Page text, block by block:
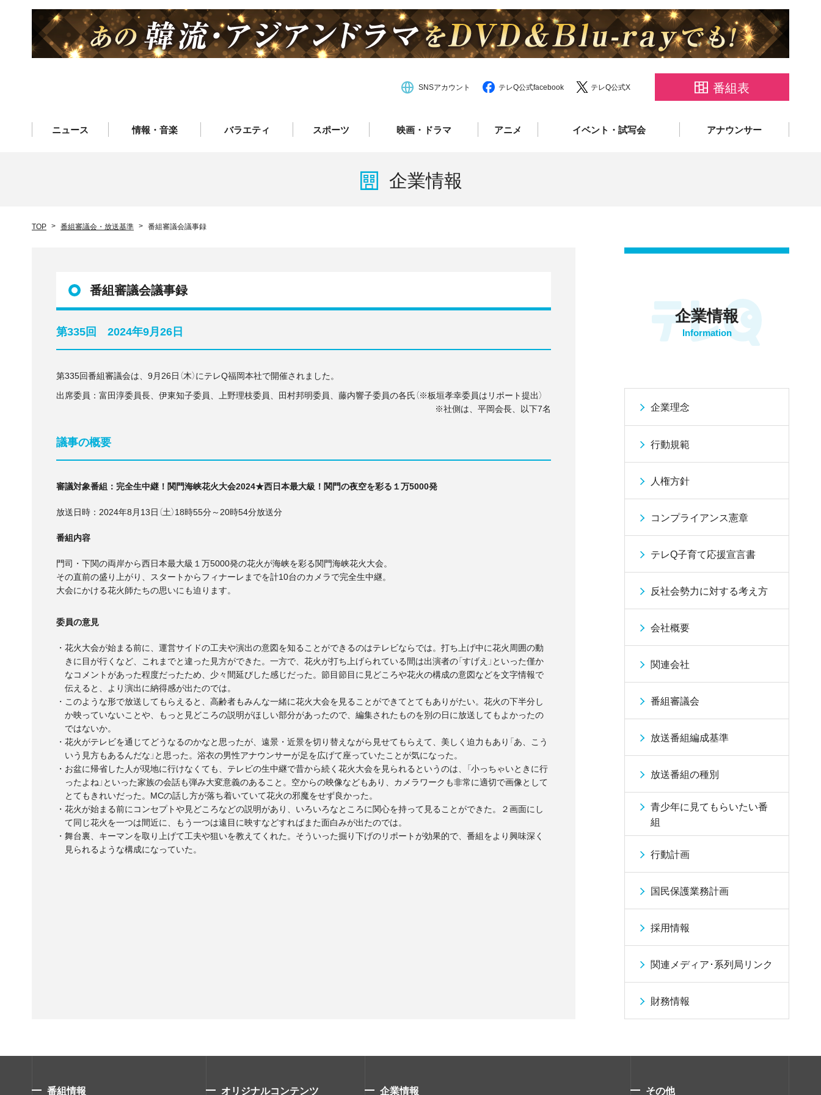
SNSアカウント テレQ公式facebook テレQ公式X 番組表
ニュース 情報・音楽 バラエティ スポーツ 映画・ドラマ アニメ イベント・試写会 アナウンサー
企業情報
TOP 番組審議会・放送基準 番組審議会議事録
番組審議会議事録
第335回 2024年9月26日
第335回番組審議会は、9月26日（木）にテレQ福岡本社で開催されました。
出席委員：富田淳委員長、伊東知子委員、上野理枝委員、田村邦明委員、藤内響子委員の各氏（※板垣孝幸委員はリポート提出）
※社側は、平岡会長、以下7名
議事の概要
審議対象番組：完全生中継！関門海峡花火大会2024★西日本最大級！関門の夜空を彩る１万5000発
放送日時：2024年8月13日（土）18時55分～20時54分放送分
番組内容
門司・下関の両岸から西日本最大級１万5000発の花火が海峡を彩る関門海峡花火大会。
その直前の盛り上がり、スタートからフィナーレまでを計10台のカメラで完全生中継。
大会にかける花火師たちの思いにも迫ります。
委員の意見
・花火大会が始まる前に、運営サイドの工夫や演出の意図を知ることができるのはテレビならでは。打ち上げ中に花火周囲の動
きに目が行くなど、これまでと違った見方ができた。一方で、花火が打ち上げられている間は出演者の「すげえ」といった僅か
なコメントがあった程度だったため、少々間延びした感じだった。節目節目に見どころや花火の構成の意図などを文字情報で
伝えると、より演出に納得感が出たのでは。
・このような形で放送してもらえると、高齢者もみんな一緒に花火大会を見ることができてとてもありがたい。花火の下半分し
か映っていないことや、もっと見どころの説明がほしい部分があったので、編集されたものを別の日に放送してもよかったの
ではないか。
・花火がテレビを通じてどうなるのかなと思ったが、遠景・近景を切り替えながら見せてもらえて、美しく迫力もあり「あ、こう
いう見方もあるんだな」と思った。浴衣の男性アナウンサーが足を広げて座っていたことが気になった。
・お盆に帰省した人が現地に行けなくても、テレビの生中継で昔から続く花火大会を見られるというのは、「小っちゃいときに行
ったよね」といった家族の会話も弾み大変意義のあること。空からの映像などもあり、カメラワークも非常に適切で画像として
とてもきれいだった。MCの話し方が落ち着いていて花火の邪魔をせず良かった。
・花火が始まる前にコンセプトや見どころなどの説明があり、いろいろなところに関心を持って見ることができた。２画面にし
て同じ花火を一つは間近に、もう一つは遠目に映すなどすればまた面白みが出たのでは。
・舞台裏、キーマンを取り上げて工夫や狙いを教えてくれた。そういった掘り下げのリポートが効果的で、番組をより興味深く
見られるような構成になっていた。
企業情報
Information
企業理念
行動規範
人権方針
コンプライアンス憲章
テレQ子育て応援宣言書
反社会勢力に対する考え方
会社概要
関連会社
番組審議会
放送番組編成基準
放送番組の種別
青少年に見てもらいたい番
組
行動計画
国民保護業務計画
採用情報
関連メディア･系列局リンク
財務情報
番組情報 オリジナルコンテンツ 企業情報 その他